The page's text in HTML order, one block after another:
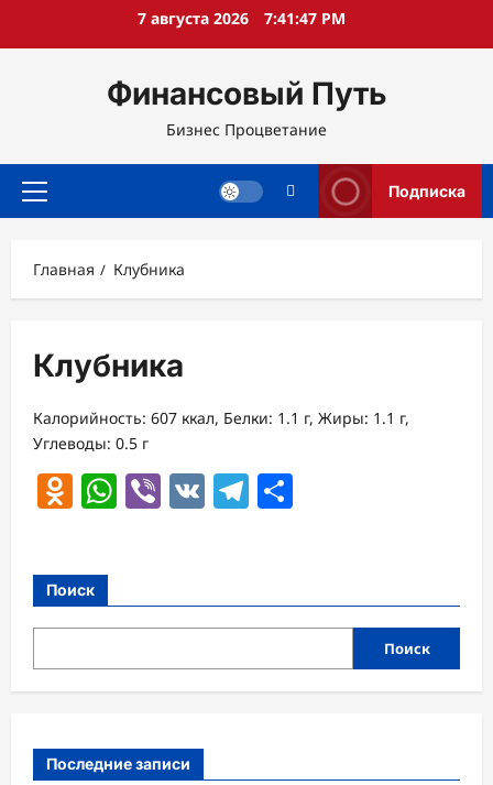
7 августа 2026 7:41:48 PM
Финансовый Путь
Бизнес Процветание
Основное
Подписка
Главная Клубника
Клубника
Калорийность: 607 ккал, Белки: 1.1 г, Жиры: 1.1 г,
Углеводы: 0.5 г
Odnoklassniki
WhatsApp
Viber
VK Telegram
Поиск
Поиск
Последние записи